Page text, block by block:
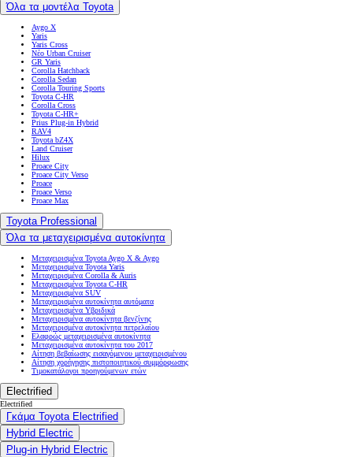
Όλα τα μοντέλα Toyota
Aygo X
Yaris
Yaris Cross
Νέο Urban Cruiser
GR Yaris
Corolla Hatchback
Corolla Sedan
Corolla Touring Sports
Toyota C-HR
Corolla Cross
Toyota C-HR+
Prius Plug-in Hybrid
RAV4
Toyota bZ4X
Land Cruiser
Hilux
Proace City
Proace City Verso
Proace
Proace Verso
Proace Max
Toyota Professional
Όλα τα μεταχειρισμένα αυτοκίνητα
Μεταχειρισμένα Toyota Aygo X & Aygo
Μεταχειρισμένα Toyota Yaris
Μεταχειρισμένα Corolla & Auris
Μεταχειρισμένα Toyota C-HR
Μεταχειρισμένα SUV
Μεταχειρισμένα αυτοκίνητα αυτόματα
Μεταχειρισμένα Υβριδικά
Μεταχειρισμένα αυτοκίνητα βενζίνης
Μεταχειρισμένα αυτοκίνητα πετρελαίου
Ελαφρώς μεταχειρισμένα αυτοκίνητα
Μεταχειρισμένα αυτοκίνητα του 2017
Αίτηση βεβαίωσης εισαγόμενου μεταχειρισμένου
Αίτηση χορήγησης πιστοποιητικού συμμόρφωσης
Τιμοκατάλογοι προηγούμενων ετών
Electrified
Electrified
Γκάμα Toyota Electrified
Hybrid Electric
Plug-in Hybrid Electric